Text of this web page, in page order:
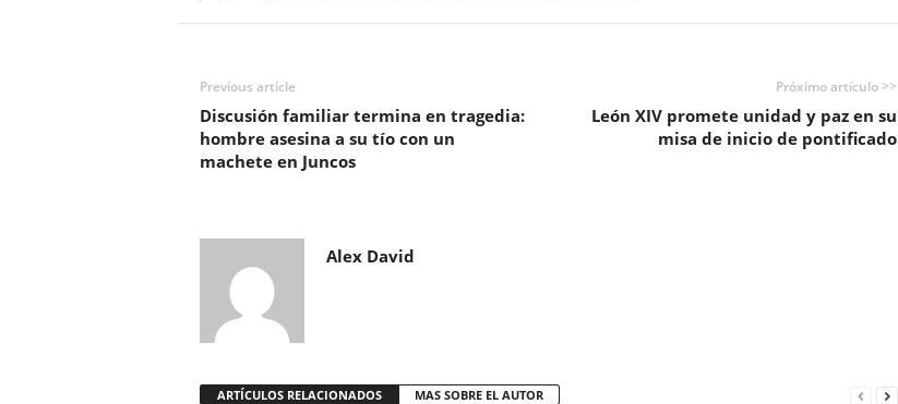
Previous article
Discusión familiar termina en tragedia:
hombre asesina a su tío con un
machete en Juncos
Próximo artículo >>
León XIV promete unidad y paz en su
misa de inicio de pontificado
Alex David
ARTÍCULOS RELACIONADOS MAS SOBRE EL AUTOR